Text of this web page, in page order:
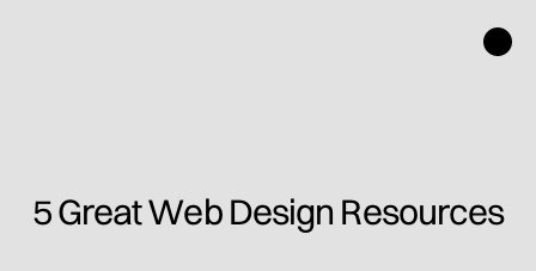
5 Great Web Design Resources